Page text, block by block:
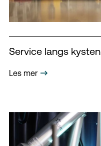
Service langs kysten
Les mer